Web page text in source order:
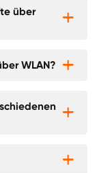
über


WLAN? 




